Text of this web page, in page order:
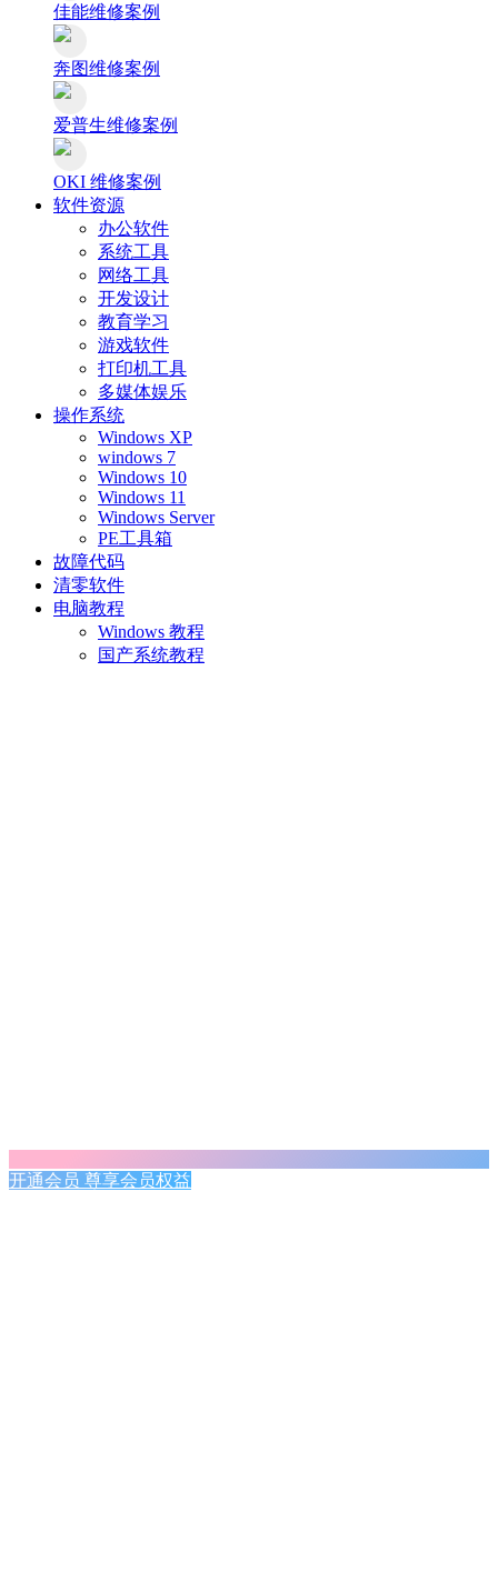
佳能维修案例
奔图维修案例
爱普生维修案例
OKI 维修案例
软件资源
办公软件
系统工具
网络工具
开发设计
教育学习
游戏软件
打印机工具
多媒体娱乐
操作系统
Windows XP
windows 7
Windows 10
Windows 11
Windows Server
PE工具箱
故障代码
清零软件
电脑教程
Windows 教程
国产系统教程
开通会员 尊享会员权益